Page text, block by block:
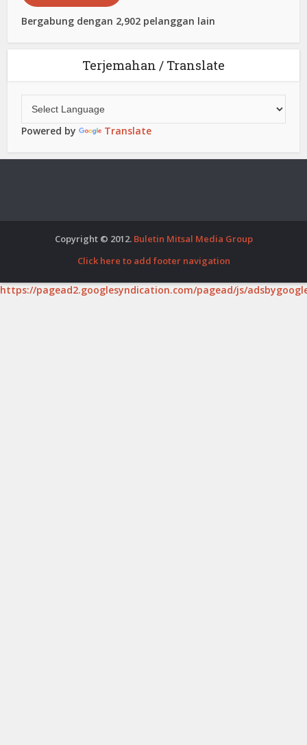
Bergabung dengan 2,902 pelanggan lain
Terjemahan / Translate
Powered by Translate
Copyright © 2012. Buletin Mitsal Media Group
Click here to add footer navigation
https://pagead2.googlesyndication.com/pagead/js/